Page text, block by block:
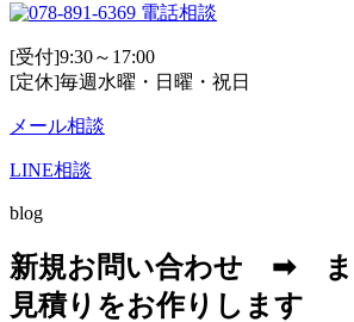
電話相談
[受付]9:30～17:00
[定休]毎週水曜・日曜・祝日
メール相談
LINE相談
blog
新規お問い合わせ ➡ ま
見積りをお作りします